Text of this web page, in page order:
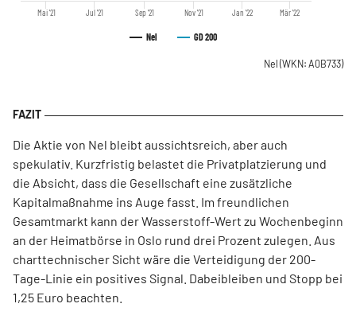
Nel GD 200
Mai '21 Jul '21 Sep '21 Nov '21 Jan '22 Mär '22
Nel (WKN: A0B733)
Die Aktie von Nel bleibt aussichtsreich, aber auch
spekulativ. Kurzfristig belastet die Privatplatzierung und
die Absicht, dass die Gesellschaft eine zusätzliche
Kapitalmaßnahme ins Auge fasst. Im freundlichen
Gesamtmarkt kann der Wasserstoff-Wert zu Wochenbeginn
an der Heimatbörse in Oslo rund drei Prozent zulegen. Aus
charttechnischer Sicht wäre die Verteidigung der 200-
Tage-Linie ein positives Signal. Dabeibleiben und Stopp bei
1,25 Euro beachten.